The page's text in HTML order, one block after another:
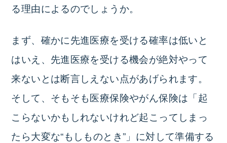
る理由によるのでしょうか。
まず、確かに先進医療を受ける確率は低いと
はいえ、先進医療を受ける機会が絶対やって
来ないとは断言しえない点があげられます。
そして、そもそも医療保険やがん保険は「起
こらないかもしれないけれど起こってしまっ
たら大変な“もしものとき”」に対して準備する